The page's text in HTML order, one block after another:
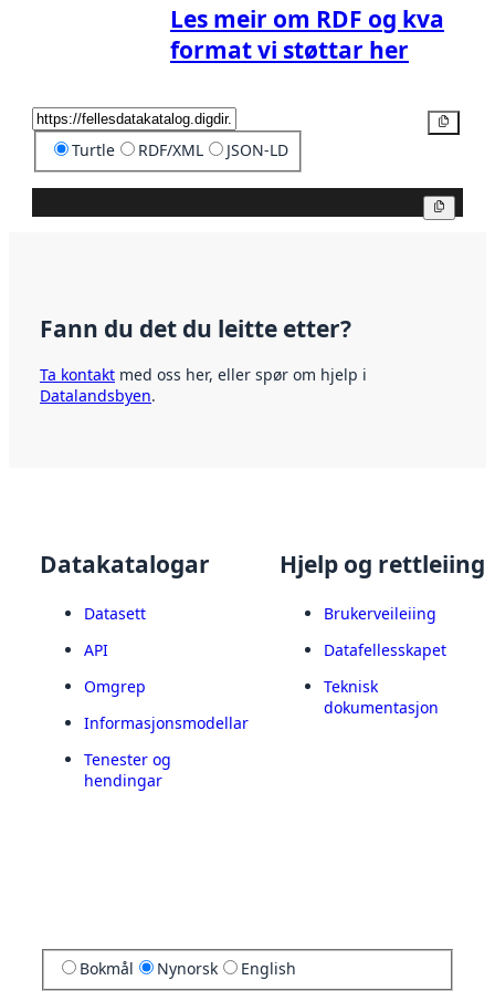
Les meir om RDF og kva
format vi støttar her
Turtle RDF/XML JSON-LD
Fann du det du leitte etter?
Ta kontakt med oss her, eller spør om hjelp i
Datalandsbyen.
Datakatalogar
Datasett
API
Omgrep
Informasjonsmodellar
Tenester og
hendingar
Hjelp og rettleiing
Brukerveileiing
Datafellesskapet
Teknisk
dokumentasjon
Bokmål Nynorsk English